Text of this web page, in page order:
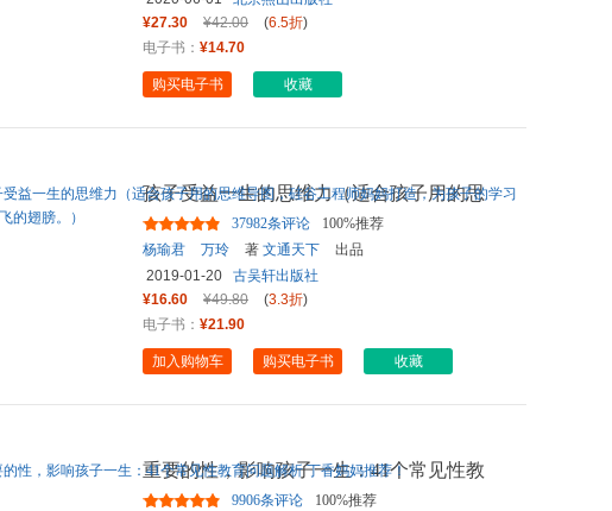
¥27.30
¥42.00 (6.5折)
电子书： ¥14.70
购买电子书 收藏
孩子受益一生的思维力（适合孩子用的思
维导图，硅谷工程师妈妈打...
37982条评论
100%推荐
杨瑜君
万玲 著 文通天下
出品
2019-01-20
古吴轩出版社
¥16.60
¥49.80 (3.3折)
电子书： ¥21.90
加入购物车 购买电子书 收藏
重要的性，影响孩子一生：41个常见性教
育问题解析 丁香妈妈推荐！...
9906条评论
100%推荐